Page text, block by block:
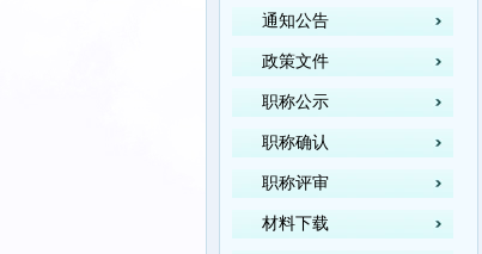
通知公告
政策文件
职称公示
职称确认
职称评审
材料下载